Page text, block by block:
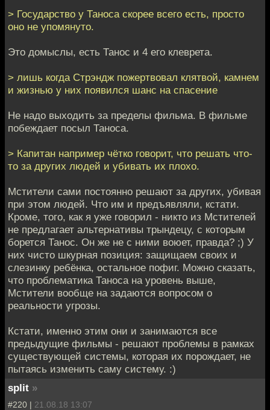
> Государство у Таноса скорее всего есть, просто
оно не упомянуто.
Это домыслы, есть Танос и 4 его клеврета.
> лишь когда Стрэндж пожертвовал клятвой, камнем
и жизнью у них появился шанс на спасение
Не надо выходить за пределы фильма. В фильме
побеждает посыл Таноса.
> Капитан например чётко говорит, что решать что-
то за других людей и убивать их плохо.
Мстители сами постоянно решают за других, убивая
при этом людей. Что им и предъявляли, кстати.
Кроме, того, как я уже говорил - никто из Мстителей
не предлагает альтернативы трындецу, с которым
борется Танос. Он же не с ними воюет, правда? ;) У
них чисто шкурная позиция: защищаем своих и
слезинку ребёнка, остальное пофиг. Можно сказать,
что проблематика Таноса на уровень выше,
Мстители вообще на задаются вопросом о
реальности угрозы.
Кстати, именно этим они и занимаются все
предыдущие фильмы - решают проблемы в рамках
существующей системы, которая их порождает, не
пытаясь изменить саму систему. :)
split »
#220 | 21.08.18 13:07